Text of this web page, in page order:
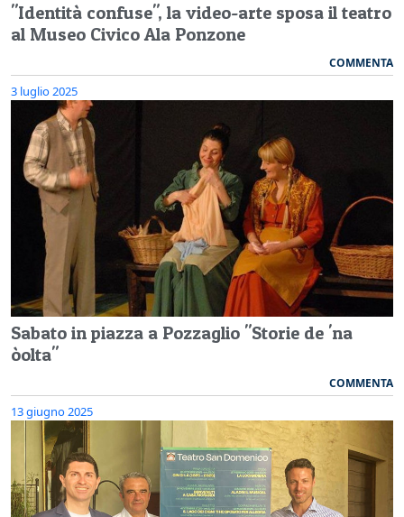
"Identità confuse", la video-arte sposa il teatro
al Museo Civico Ala Ponzone
COMMENTA
3 luglio 2025
Sabato in piazza a Pozzaglio "Storie de 'na
òolta"
COMMENTA
13 giugno 2025